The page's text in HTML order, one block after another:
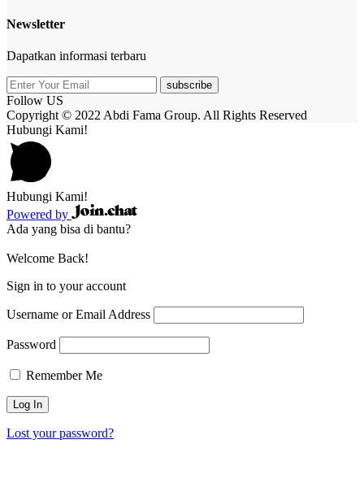
Newsletter
Dapatkan informasi terbaru
subscribe
Follow US
Copyright © 2022 Abdi Fama Group. All Rights Reserved
Hubungi Kami!
Hubungi Kami!
Powered by
Ada yang bisa di bantu?
Welcome Back!
Sign in to your account
Username or Email Address
Password
Remember Me
Lost your password?